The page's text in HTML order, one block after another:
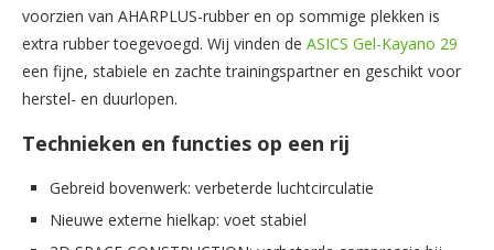
voorzien van AHARPLUS-rubber en op sommige plekken is
extra rubber toegevoegd. Wij vinden de ASICS Gel-Kayano 29
een fijne, stabiele en zachte trainingspartner en geschikt voor
herstel- en duurlopen.
Technieken en functies op een rij
Gebreid bovenwerk: verbeterde luchtcirculatie
Nieuwe externe hielkap: voet stabiel